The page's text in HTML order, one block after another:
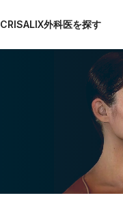
CRISALIX外科医を探す